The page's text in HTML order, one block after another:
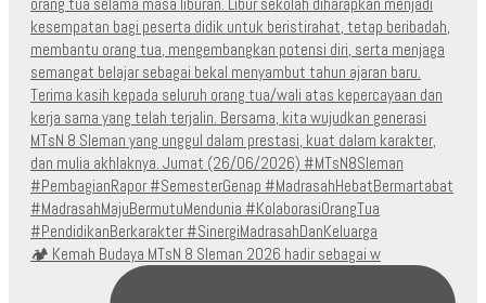
🏕️ Kemah Budaya MTsN 8 Sleman 2026 hadir sebagai w